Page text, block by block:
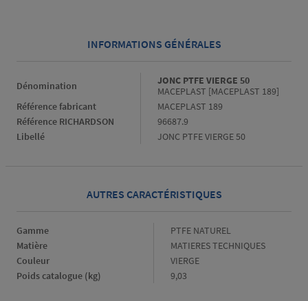
INFORMATIONS GÉNÉRALES
Dénomination
JONC PTFE VIERGE 50
MACEPLAST [MACEPLAST 189]
Référence fabricant
MACEPLAST 189
Référence RICHARDSON
96687.9
Libellé
JONC PTFE VIERGE 50
AUTRES CARACTÉRISTIQUES
Gamme Gamme
PTFE NATUREL
Matière
Matière
MATIERES TECHNIQUES
Couleur
Couleur
VIERGE
Poids catalogue (kg)
Poids
9,03